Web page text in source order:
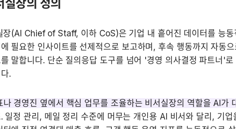
장의 정의
장(AI Chief of Staff, 이하 CoS)은 기업 내 흩어진 데이터를 능동
필요한 인사이트를 선제적으로 보고하며, 후속 행동까지 자동
말합니다. 단순 질의응답 도구를 넘어 '경영 의사결정 파트너'로
.
나 경영진 옆에서 핵심 업무를 조율하는 비서실장의 역할을 AI가
일정 관리, 메일 정리 수준에 머무는 개인용 AI 비서와 달리, 기업